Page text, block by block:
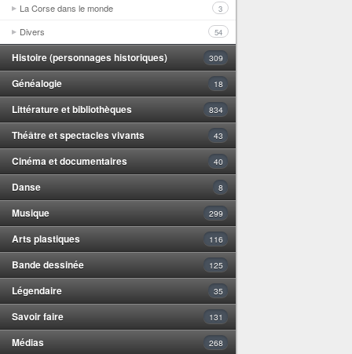
La Corse dans le monde 3
Divers 54
Histoire (personnages historiques) 309
Généalogie 18
Littérature et bibliothèques 834
Théâtre et spectacles vivants 43
Cinéma et documentaires 40
Danse 8
Musique 299
Arts plastiques 116
Bande dessinée 125
Légendaire 35
Savoir faire 131
Médias 268